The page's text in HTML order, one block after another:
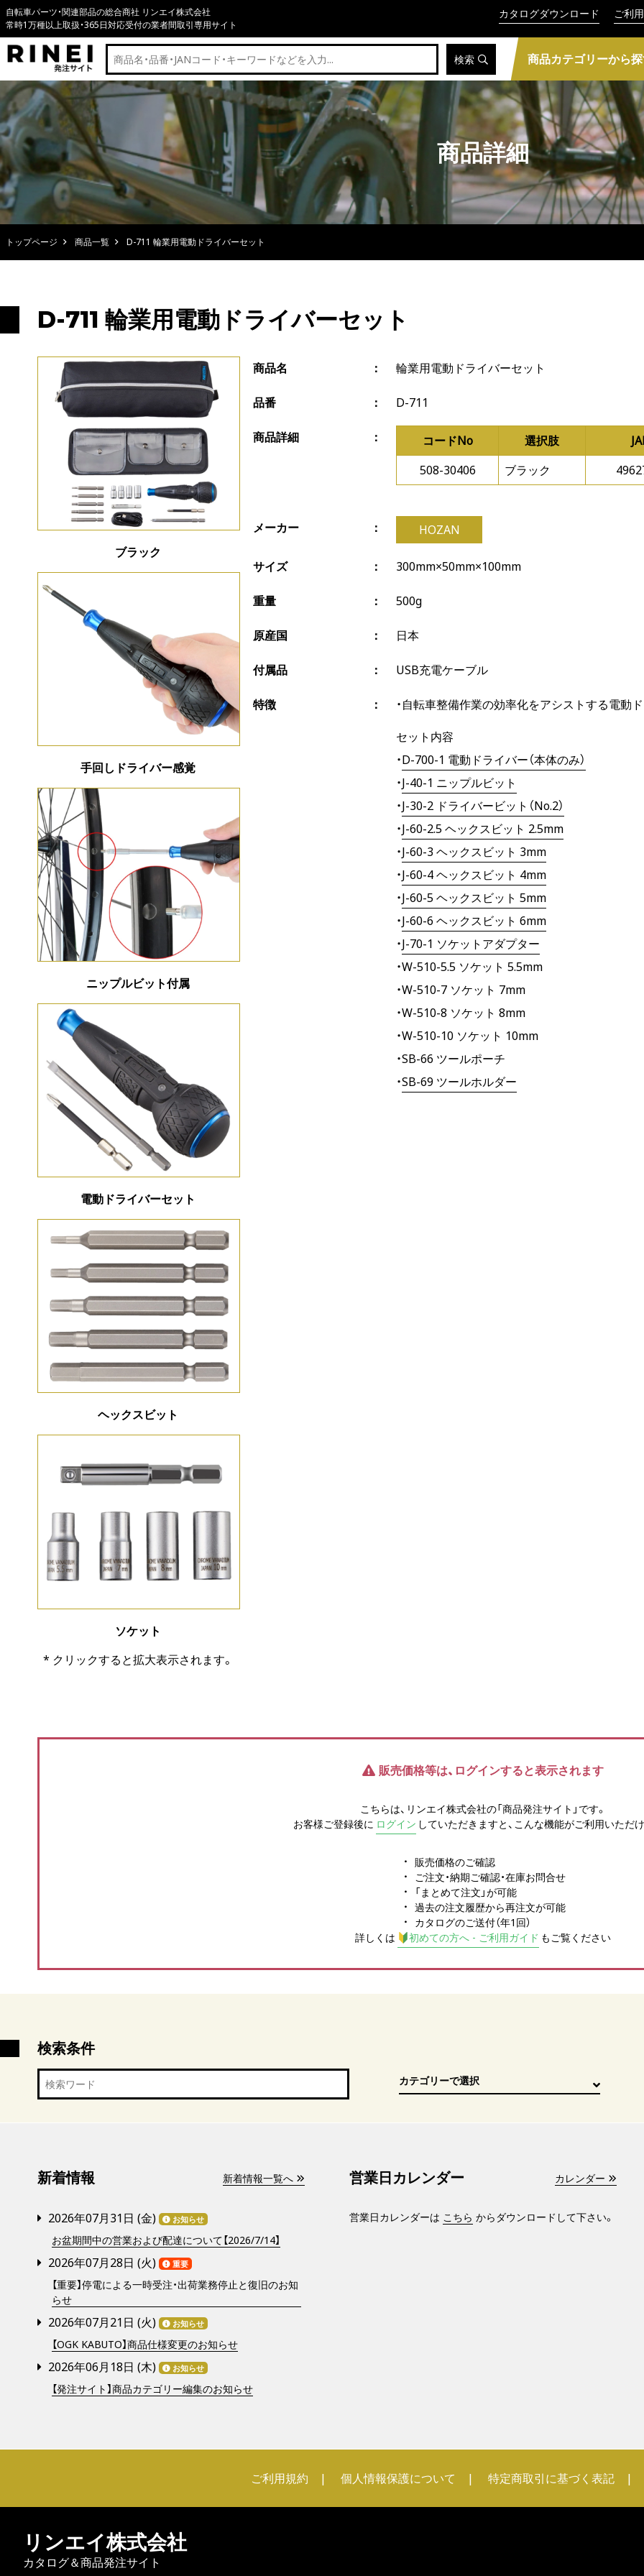
自転車パーツ・関連部品の総合商社 リンエイ株式会社
常時1万種以上取扱・365日対応受付の業者間取引専用サイト
カタログダウンロード ご利
検索 商品カテゴリーから
商品詳細
トップページ 商品一覧 D-711 輪業用電動ドライバーセット
D-711 輪業用電動ドライバーセット
ブラック
手回しドライバー感覚
ニップルビット付属
電動ドライバーセット
ヘックスビット
ソケット
* クリックすると拡大表示されます。
商品名 輪業用電動ドライバーセット
品番 D-711
商品詳細 コードNo 選択肢
508-30406
ブラック
メーカー HOZAN
サイズ 300mm×50mm×100mm
重量 500g
原産国 日本
付属品 USB充電ケーブル
特徴 ・自転車整備作業の効率化をアシストする電動
セット内容
・D-700-1 電動ドライバー（本体のみ）
・J-40-1 ニップルビット
・J-30-2 ドライバービット（No.2）
・J-60-2.5 ヘックスビット 2.5mm
・J-60-3 ヘックスビット 3mm
・J-60-4 ヘックスビット 4mm
・J-60-5 ヘックスビット 5mm
・J-60-6 ヘックスビット 6mm
・J-70-1 ソケットアダプター
・W-510-5.5 ソケット 5.5mm
・W-510-7 ソケット 7mm
・W-510-8 ソケット 8mm
・W-510-10 ソケット 10mm
・SB-66 ツールポーチ
・SB-69 ツールホルダー
販売価格等は、ログインすると表示されます
こちらは、リンエイ株式会社の「商品発注サイト」です。
お客様ご登録後に ログイン していただきますと、こんな機能がご利用いただ
販売価格のご確認
ご注文・納期ご確認・在庫お問合せ
「まとめて注文」が可能
過去の注文履歴から再注文が可能
カタログのご送付（年1回）
詳しくは
初めての方へ - ご利用ガイド もご覧ください
検索条件
新着情報 新着情報一覧へ
2026年07月31日 (金) お知らせ
お盆期間中の営業および配達について【2026/7/14】
2026年07月28日 (火) 重要
【重要】停電による一時受注・出荷業務停止と復旧のお知
らせ
2026年07月21日 (火) お知らせ
【OGK KABUTO】商品仕様変更のお知らせ
2026年06月18日 (木) お知らせ
【発注サイト】商品カテゴリー編集のお知らせ
営業日カレンダー カレンダー
営業日カレンダーは こちら からダウンロードして下さい。
ご利用規約 個人情報保護について 特定商取引に基づく表記
リンエイ株式会社
カタログ＆商品発注サイト